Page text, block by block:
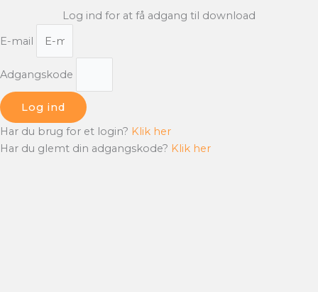
Log ind for at få adgang til download
E-mail
Adgangskode
Log ind
Har du brug for et login? Klik her
Har du glemt din adgangskode? Klik her